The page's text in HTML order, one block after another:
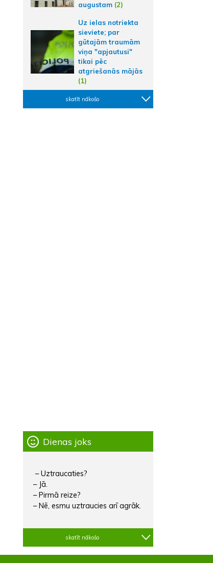
augustam (2)
Uz ielas notriekta
sieviete; par
gūtajām traumām
viņa "apjautusi"
tikai pēc
atgriešanās mājās
(1)
skatīt nākošo
Dienas joks
– Uztraucaties?
– Jā.
– Pirmā reize?
– Nē, esmu uztraucies arī agrāk.
skatīt nākošo